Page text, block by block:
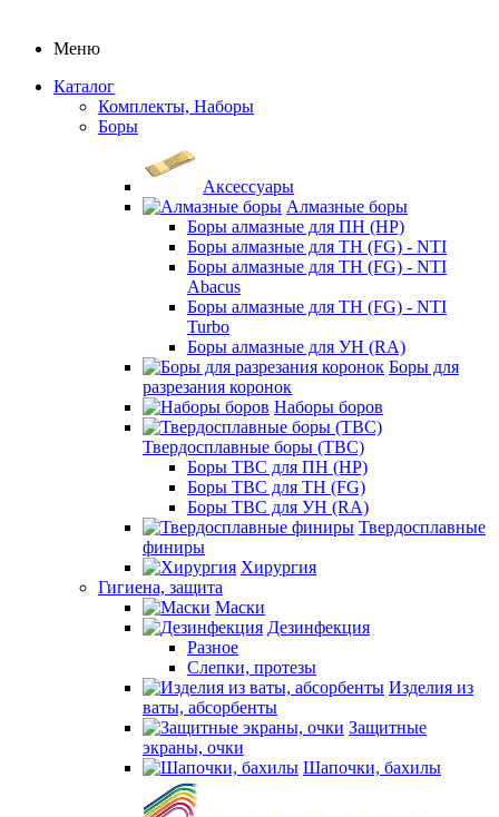
Меню
Каталог
Комплекты, Наборы
Боры
Аксессуары
Алмазные боры
Боры алмазные для ПН (HP)
Боры алмазные для ТН (FG) - NTI
Боры алмазные для ТН (FG) - NTI
Abacus
Боры алмазные для ТН (FG) - NTI
Turbo
Боры алмазные для УН (RA)
Боры для
разрезания коронок
Наборы боров
Твердосплавные боры (ТВС)
Боры ТВС для ПН (HP)
Боры ТВС для ТН (FG)
Боры ТВС для УН (RA)
Твердосплавные
финиры
Хирургия
Гигиена, защита
Маски
Дезинфекция
Разное
Слепки, протезы
Изделия из
ваты, абсорбенты
Защитные
экраны, очки
Шапочки, бахилы